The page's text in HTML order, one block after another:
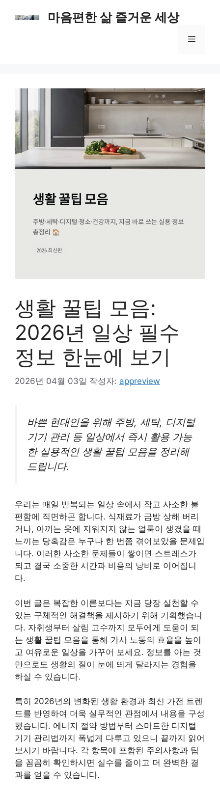
마음편한 삶 즐거운 세상
메
생활 꿀팁 모음:
2026년 일상 필수
정보 한눈에 보기
2026년 04월 03일 작성자: appreview
바쁜 현대인을 위해 주방, 세탁, 디지털
기기 관리 등 일상에서 즉시 활용 가능
한 실용적인 생활 꿀팁 모음을 정리해
드립니다.
우리는 매일 반복되는 일상 속에서 작고 사소한 불
편함에 직면하곤 합니다. 식재료가 금방 상해 버리
거나, 아끼는 옷에 지워지지 않는 얼룩이 생겼을 때
느끼는 당혹감은 누구나 한 번쯤 겪어보았을 문제입
니다. 이러한 사소한 문제들이 쌓이면 스트레스가
되고 결국 소중한 시간과 비용의 낭비로 이어집니
다.
이번 글은 복잡한 이론보다는 지금 당장 실천할 수
있는 구체적인 해결책을 제시하기 위해 기획했습니
다. 자취생부터 살림 고수까지 모두에게 도움이 되
는 생활 꿀팁 모음을 통해 가사 노동의 효율을 높이
고 여유로운 일상을 가꾸어 보세요. 정보를 아는 것
만으로도 생활의 질이 눈에 띄게 달라지는 경험을
하실 수 있습니다.
특히 2026년의 변화된 생활 환경과 최신 가전 트렌
드를 반영하여 더욱 실무적인 관점에서 내용을 구성
했습니다. 에너지 절약 방법부터 스마트한 디지털
기기 관리법까지 폭넓게 다루고 있으니 끝까지 읽어
보시기 바랍니다. 각 항목에 포함된 주의사항과 팁
을 꼼꼼히 확인하시면 실수를 줄이고 더 완벽한 결
과를 얻을 수 있습니다.